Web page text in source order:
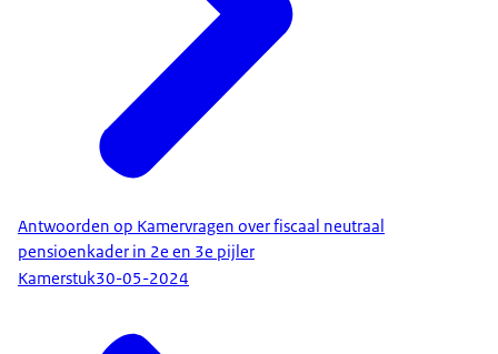
Antwoorden op Kamervragen over fiscaal neutraal
pensioenkader in 2e en 3e pijler
Kamerstuk30-05-2024